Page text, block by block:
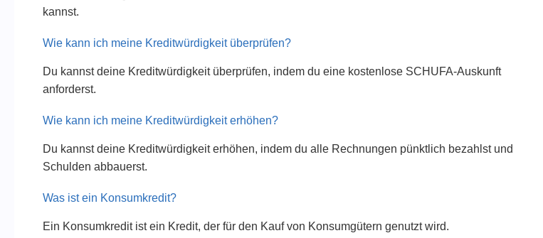
kannst.
Wie kann ich meine Kreditwürdigkeit überprüfen?
Du kannst deine Kreditwürdigkeit überprüfen, indem du eine kostenlose SCHUFA-Auskunft
anforderst.
Wie kann ich meine Kreditwürdigkeit erhöhen?
Du kannst deine Kreditwürdigkeit erhöhen, indem du alle Rechnungen pünktlich bezahlst und
Schulden abbauerst.
Was ist ein Konsumkredit?
Ein Konsumkredit ist ein Kredit, der für den Kauf von Konsumgütern genutzt wird.